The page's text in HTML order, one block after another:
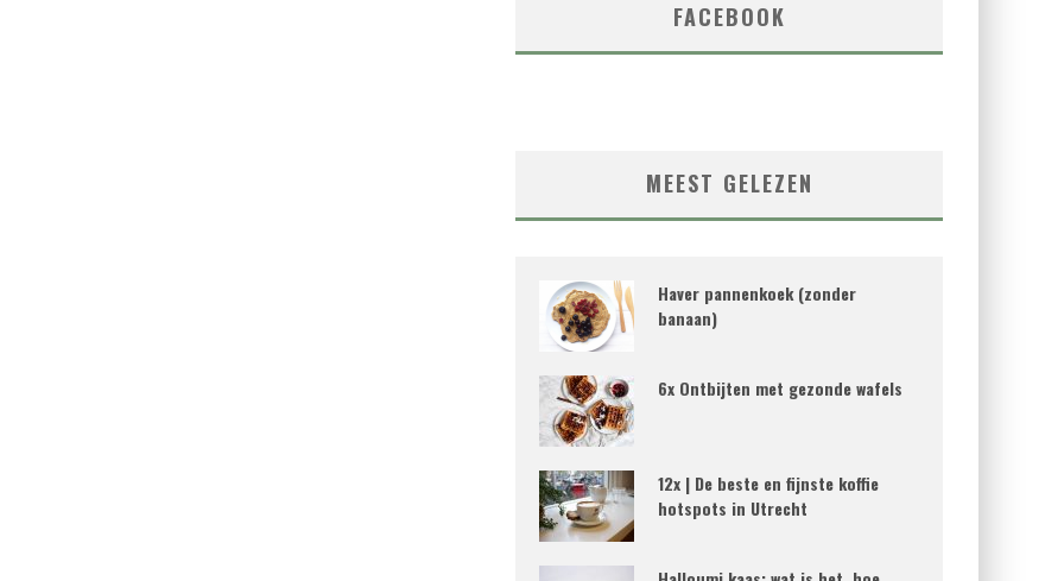
FACEBOOK
MEEST GELEZEN
Haver pannenkoek (zonder
banaan)
6x Ontbijten met gezonde wafels
12x | De beste en fijnste koffie
hotspots in Utrecht